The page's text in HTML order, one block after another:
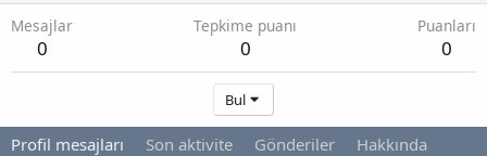
Mesajlar
0
Tepkime puanı
0
Puanları
0
Bul
Profil mesajları Son aktivite Gönderiler Hakkında